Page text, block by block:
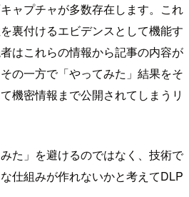
ャプチャが多数存在します。これ
裏付けるエビデンスとして機能す
はこれらの情報から記事の内容が
の一方で「やってみた」結果をそ
機密情報まで公開されてしまうリ
た」を避けるのではなく、技術で
仕組みが作れないかと考えてDLP